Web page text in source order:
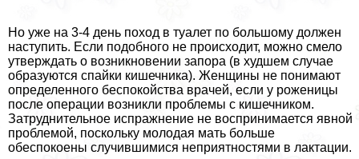
Но уже на 3-4 день поход в туалет по большому должен
наступить. Если подобного не происходит, можно смело
утверждать о возникновении запора (в худшем случае
образуются спайки кишечника). Женщины не понимают
определенного беспокойства врачей, если у роженицы
после операции возникли проблемы с кишечником.
Затруднительное испpaжнeние не воспринимается явной
проблемой, поскольку молодая мать больше
обеспокоены случившимися неприятностями в лактации.